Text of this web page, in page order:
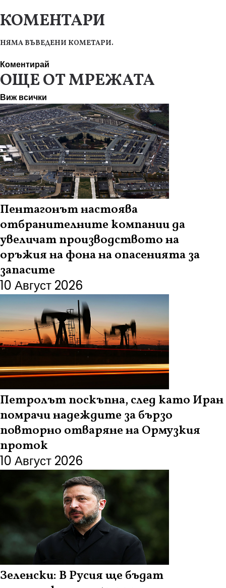
КОМЕНТАРИ
НЯМА ВЪВЕДЕНИ КОМЕТАРИ.
Коментирай
ОЩЕ ОТ МРЕЖАТА
Виж всички
Пентагонът настоява
отбранителните компании да
увеличат производството на
оръжия на фона на опасенията за
запасите
10 Август 2026
Петролът поскъпна, след като Иран
помрачи надеждите за бързо
повторно отваряне на Ормузкия
проток
10 Август 2026
Зеленски: В Русия ще бъдат